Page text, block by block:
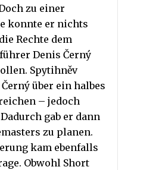
zu einer
konnte er nichts
Rechte dem
Denis Černý
Spytihněv
über ein halbes
– jedoch
gab er dann
zu planen.
kam ebenfalls
Obwohl Short